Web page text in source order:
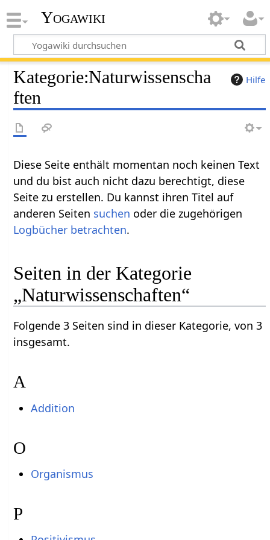
Yogawiki
Hilfe
Kategorie:Naturwissenscha
ften
Diese Seite enthält momentan noch keinen Text
und du bist auch nicht dazu berechtigt, diese
Seite zu erstellen. Du kannst ihren Titel auf
anderen Seiten suchen oder die zugehörigen
Logbücher betrachten.
Seiten in der Kategorie
„Naturwissenschaften“
Folgende 3 Seiten sind in dieser Kategorie, von 3
insgesamt.
A
Addition
O
Organismus
P